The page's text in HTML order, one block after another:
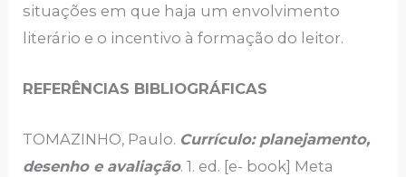
situações em que haja um envolvimento
literário e o incentivo à formação do leitor.
REFERÊNCIAS BIBLIOGRÁFICAS
TOMAZINHO, Paulo. Currículo: planejamento,
desenho e avaliação. 1. ed. [e- book] Meta